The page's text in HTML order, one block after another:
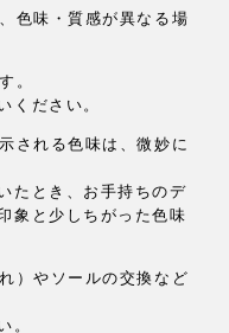
色味・質感が異なる場
。
ください。
される色味は、微妙に
たとき、 お手持ちのデ
象と 少しちがった色味
）や ソールの交換など
。